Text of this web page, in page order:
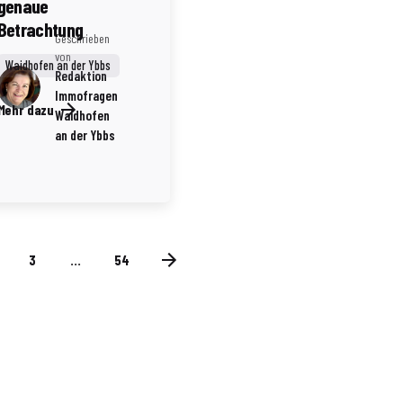
Geschrieben
von
Redaktion
Immofragen
Waidhofen
an der Ybbs
Waidhofen an der Ybbs
dazu
3 54